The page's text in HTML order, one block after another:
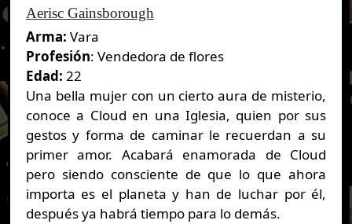
Aerisc Gainsborough
Arma: Vara
Profesión: Vendedora de flores
Edad: 22
Una bella mujer con un cierto aura de misterio,
conoce a Cloud en una Iglesia, quien por sus
gestos y forma de caminar le recuerdan a su
primer amor. Acabará enamorada de Cloud
pero siendo consciente de que lo que ahora
importa es el planeta y han de luchar por él,
después ya habrá tiempo para lo demás.